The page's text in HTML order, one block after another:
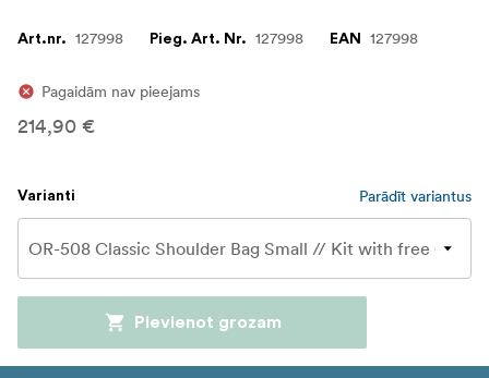
Art.nr. 127998 Pieg. Art. Nr. 127998 EAN 127998
Pagaidām nav pieejams
214,90 €
Varianti Parādīt variantus
Pievienot grozam